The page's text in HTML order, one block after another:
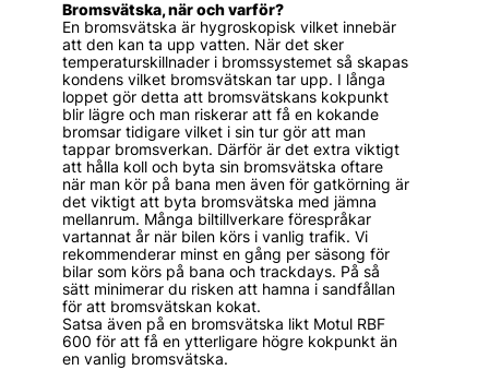
Bromsvätska, när och varför?
En bromsvätska är hygroskopisk vilket innebär
att den kan ta upp vatten. När det sker
temperaturskillnader i bromssystemet så skapas
kondens vilket bromsvätskan tar upp. I långa
loppet gör detta att bromsvätskans kokpunkt
blir lägre och man riskerar att få en kokande
bromsar tidigare vilket i sin tur gör att man
tappar bromsverkan. Därför är det extra viktigt
att hålla koll och byta sin bromsvätska oftare
när man kör på bana men även för gatkörning är
det viktigt att byta bromsvätska med jämna
mellanrum. Många biltillverkare förespråkar
vartannat år när bilen körs i vanlig trafik. Vi
rekommenderar minst en gång per säsong för
bilar som körs på bana och trackdays. På så
sätt minimerar du risken att hamna i sandfållan
för att bromsvätskan kokat.
Satsa även på en bromsvätska likt Motul RBF
600 för att få en ytterligare högre kokpunkt än
en vanlig bromsvätska.